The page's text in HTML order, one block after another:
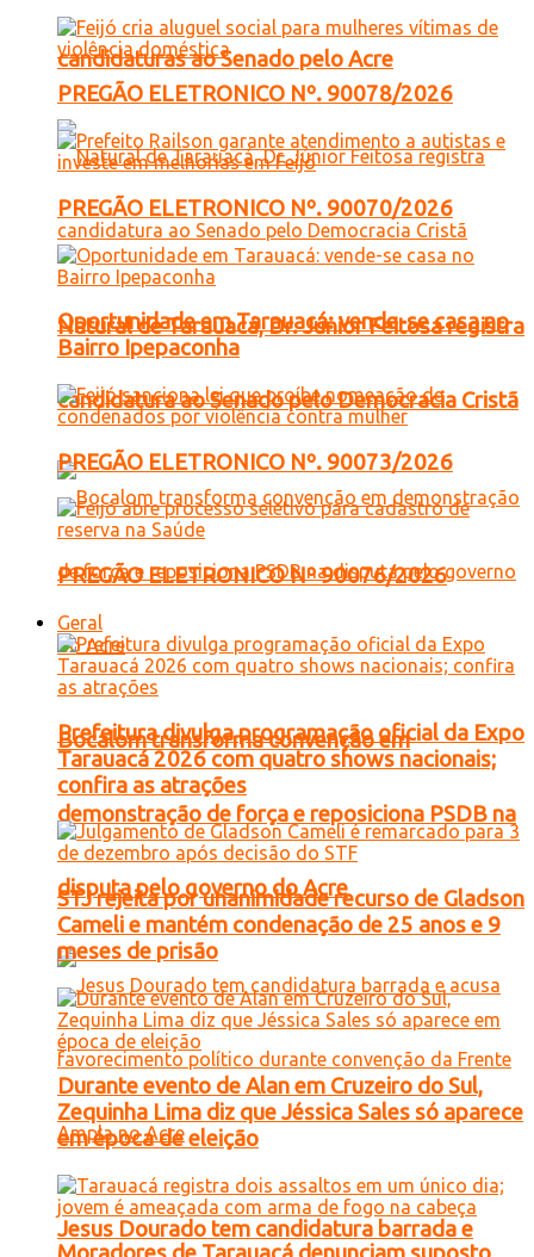
candidaturas ao Senado pelo Acre
Natural de Tarauacá, Dr. Júnior Feitosa registra
candidatura ao Senado pelo Democracia Cristã
Bocalom transforma convenção em
demonstração de força e reposiciona PSDB na
disputa pelo governo do Acre
Jesus Dourado tem candidatura barrada e
PREGÃO ELETRONICO Nº. 90078/2026
PREGÃO ELETRONICO Nº. 90070/2026
Oportunidade em Tarauacá: vende-se casa no
Bairro Ipepaconha
PREGÃO ELETRONICO Nº. 90073/2026
PREGÃO ELETRONICO Nº 90076/2026
Geral
Prefeitura divulga programação oficial da Expo
Tarauacá 2026 com quatro shows nacionais;
confira as atrações
STJ rejeita por unanimidade recurso de Gladson
Cameli e mantém condenação de 25 anos e 9
meses de prisão
Durante evento de Alan em Cruzeiro do Sul,
Zequinha Lima diz que Jéssica Sales só aparece
em época de eleição